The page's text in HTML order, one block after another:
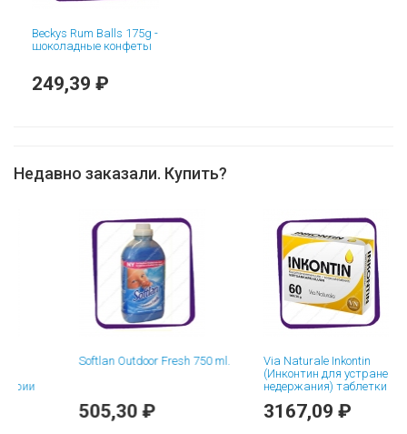
Beckys Rum Balls 175g -
шоколадные конфеты
249,39 ₽
Недавно заказали. Купить?
Softlan Outdoor Fresh 750 ml.
505,30 ₽
Via Naturale Inkontin
(Инконтин для устранения
недержания) таблетки - 60
3167,09 ₽